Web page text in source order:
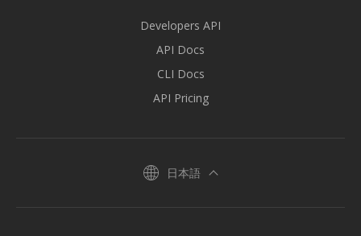
Developers API
API Docs
CLI Docs
API Pricing
日本語